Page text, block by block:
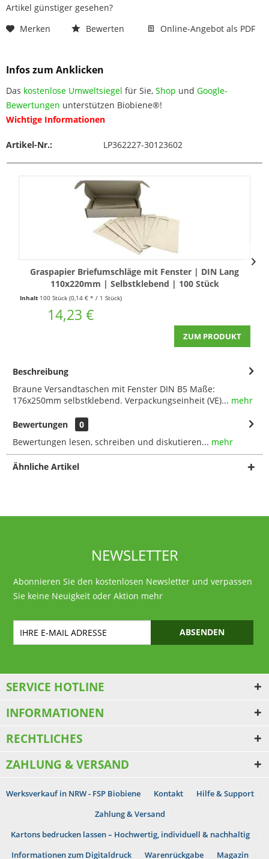
Artikel günstiger gesehen?
Merken
Bewerten Online-Angebot als PDF
Infos zum Anklicken
Das kostenlose Umweltsiegel für Sie, Shop und Google-
Bewertungen unterstützen Biobiene®!
Wichtige Informationen
Artikel-Nr.: LP362227-30123602
Graspapier Briefumschläge mit Fenster | DIN Lang
110x220mm | Selbstklebend | 100 Stück
Inhalt 100 Stück (0,14 € * / 1 Stück)
14,23 €
ZUM PRODUKT
Beschreibung
Braune Versandtaschen mit Fenster DIN B5 Maße:
176x250mm selbstklebend. Verpackungseinheit (VE)... mehr
Bewertungen
0
Bewertungen lesen, schreiben und diskutieren... mehr
Ähnliche Artikel
NEWSLETTER
Abonnieren Sie den kostenlosen Newsletter und verpassen
Sie keine Neuigkeit oder Aktion mehr
ABSENDEN
SERVICE HOTLINE
INFORMATIONEN
RECHTLICHES
ZAHLUNG & VERSAND
Werksverkauf in NRW - FSP Biobiene Kontakt
Hilfe & Support
Zahlung & Versand
Kartons bedrucken lassen – Hochwertig, individuell & nachhaltig
Informationen zum Digitaldruck
Warenrückgabe Magazin